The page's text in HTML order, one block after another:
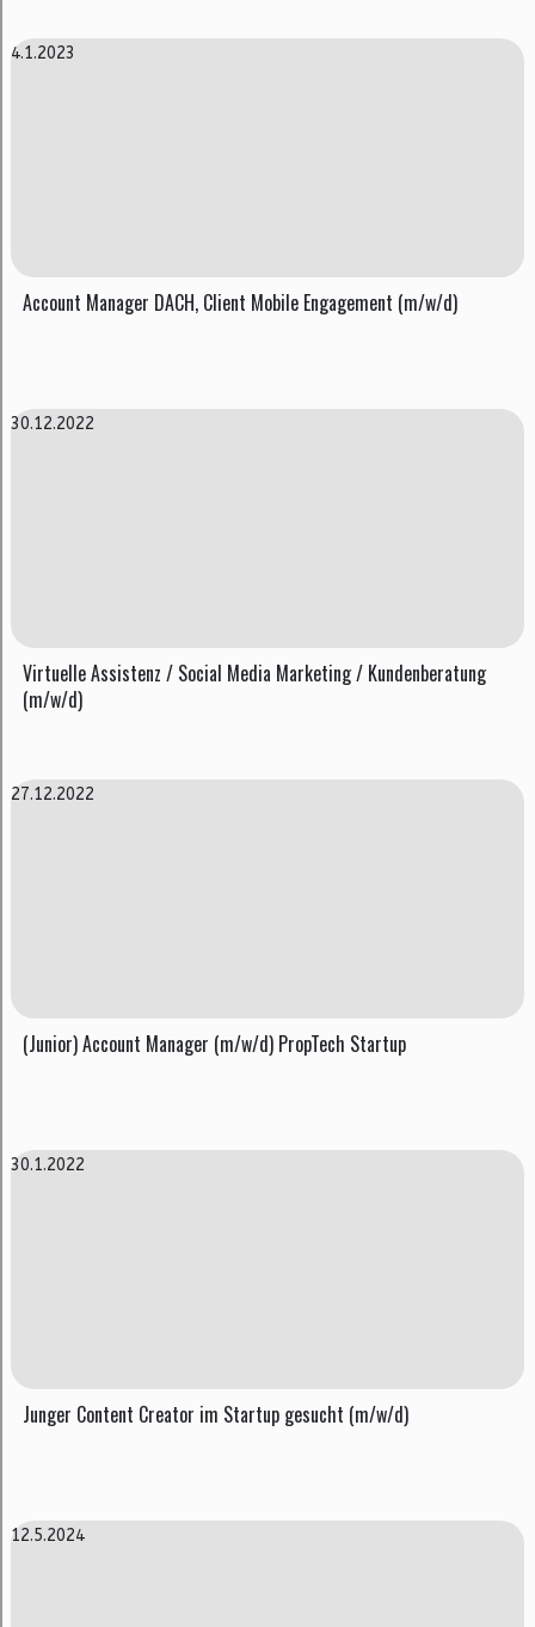
4.1.2023
Account Manager DACH, Client Mobile Engagement (m/w/d)
30.12.2022
Virtuelle Assistenz / Social Media Marketing / Kundenberatung
(m/w/d)
27.12.2022
(Junior) Account Manager (m/w/d) PropTech Startup
30.1.2022
Junger Content Creator im Startup gesucht (m/w/d)
12.5.2024